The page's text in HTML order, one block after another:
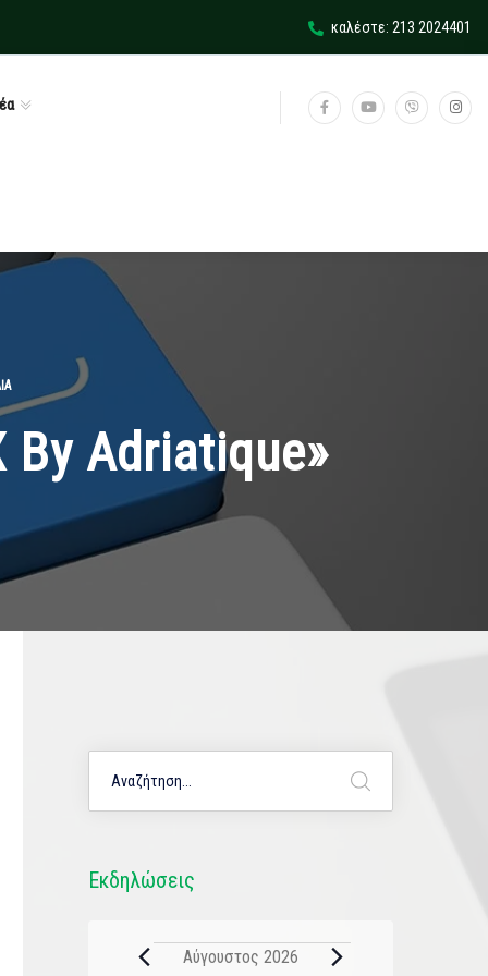
καλέστε: 213 2024401
By Adriatique»
Εκδηλώσεις
Αύγουστος 2026